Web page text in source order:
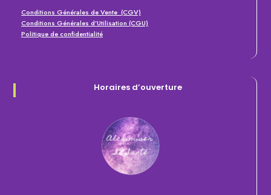
Conditions Générales de Vente (CGV)
Conditions Générales d’Utilisation (CGU)
Politique de confidentialité
Horaires d’ouverture